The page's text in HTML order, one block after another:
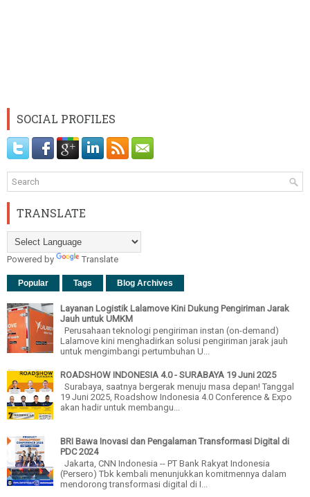
SOCIAL PROFILES
TRANSLATE
Powered by Translate
Popular Tags Blog Archives
Layanan Logistik Lalamove Kini Dukung Pengiriman Jarak
Jauh untuk UMKM
Perusahaan teknologi pengiriman instan (on-demand)
Lalamove kini menghadirkan solusi pengiriman jarak jauh
untuk mengimbangi pertumbuhan U...
ROADSHOW INDONESIA 4.0 - SURABAYA 19 Juni 2025
Surabaya, saatnya bergerak menuju masa depan! Tanggal
19 Juni 2025, Roadshow Indonesia 4.0 Conference & Expo
akan hadir untuk membangu...
BRI Bawa Inovasi dan Pengalaman Transformasi Digital di
PDC 2024
Jakarta, CNN Indonesia -- PT Bank Rakyat Indonesia
(Persero) Tbk kembali menunjukkan komitmennya dalam
mendorong transformasi digital di I...